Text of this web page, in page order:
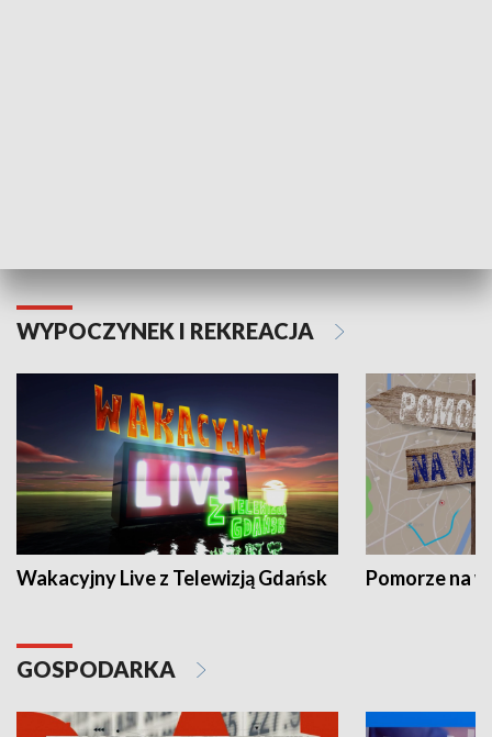
WYPOCZYNEK I REKREACJA
Wakacyjny Live z Telewizją Gdańsk Pomorze na
GOSPODARKA